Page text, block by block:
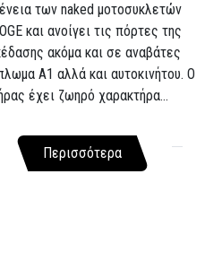
των naked μοτοσυκλετών
και ανοίγει τις πόρτες της
ακόμα και σε αναβάτες
A1 αλλά και αυτοκινήτου. Ο
έχει ζωηρό χαρακτήρα...
Περισσότερα